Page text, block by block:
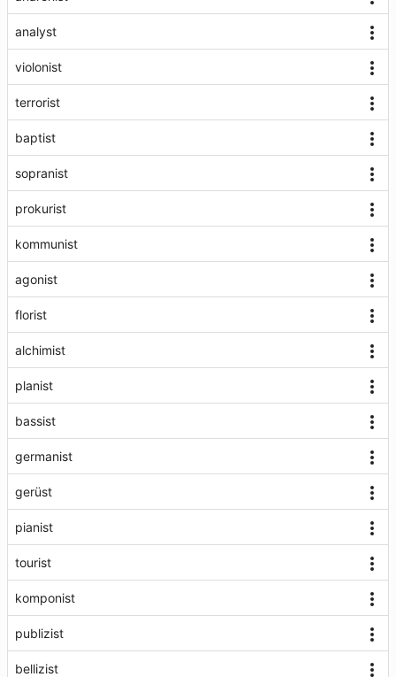
analyst
violonist
terrorist
baptist
sopranist
prokurist
kommunist
agonist
florist
alchimist
planist
bassist
germanist
gerüst
pianist
tourist
komponist
publizist
bellizist